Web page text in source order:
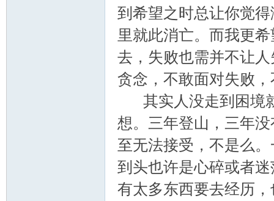
到希望之时总让你觉
里就此消亡。而我更
去，失败也需并不让
贪念，不敢面对失败
其实人没走到困境
想。三年登山，三年
至无法接受，不是么
到头也许是心碎或者
有太多东西要去经历